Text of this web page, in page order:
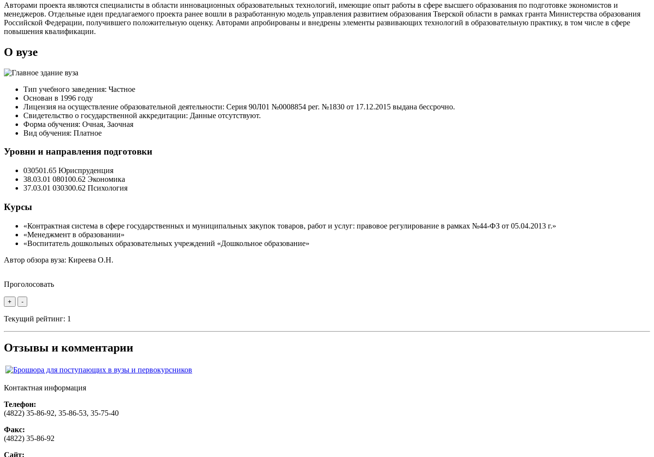
Авторами проекта являются специалисты в области инновационных образовательных технологий, имеющие опыт работы в сфере высшего образования по подготовке экономистов и
менеджеров. Отдельные идеи предлагаемого проекта ранее вошли в разработанную модель управления развитием образования Тверской области в рамках гранта Министерства образования
Российской Федерации, получившего положительную оценку. Авторами апробированы и внедрены элементы развивающих технологий в образовательную практику, в том числе в сфере
повышения квалификации.
О вузе
Тип учебного заведения: Частное
Основан в 1996 году
Лицензия на осуществление образовательной деятельности: Серия 90Л01 №0008854 рег. №1830 от 17.12.2015 выдана бессрочно.
Свидетельство о государственной аккредитации: Данные отсутствуют.
Форма обучения: Очная, Заочная
Вид обучения: Платное
Уровни и направления подготовки
030501.65 Юриспруденция
38.03.01 080100.62 Экономика
37.03.01 030300.62 Психология
Курсы
«Контрактная система в сфере государственных и муниципальных закупок товаров, работ и услуг: правовое регулирование в рамках №44-ФЗ от 05.04.2013 г.»
«Менеджмент в образовании»
«Воспитатель дошкольных образовательных учреждений «Дошкольное образование»
Автор обзора вуза: Киреева О.Н.
Проголосовать
+ -
Текущий рейтинг: 1
Отзывы и комментарии
Контактная информация
Телефон:
(4822) 35-86-92, 35-86-53, 35-75-40
Факс:
(4822) 35-86-92
Сайт: